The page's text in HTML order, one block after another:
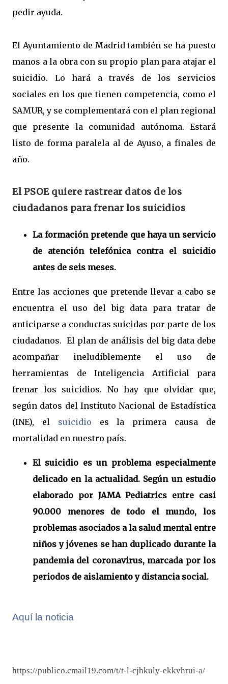
pedir ayuda.
El Ayuntamiento de Madrid también se ha puesto
manos a la obra con su propio plan para atajar el
suicidio. Lo hará a través de los servicios
sociales en los que tienen competencia, como el
SAMUR, y se complementará con el plan regional
que presente la comunidad autónoma. Estará
listo de forma paralela al de Ayuso, a finales de
año.
El PSOE quiere rastrear datos de los
ciudadanos para frenar los suicidios
La formación pretende que haya un servicio
de atención telefónica contra el suicidio
antes de seis meses.
Entre las acciones que pretende llevar a cabo se
encuentra el uso del big data para tratar de
anticiparse a conductas suicidas por parte de los
ciudadanos. El plan de análisis del big data debe
acompañar ineludiblemente el uso de
herramientas de Inteligencia Artificial para
frenar los suicidios. No hay que olvidar que,
según datos del Instituto Nacional de Estadística
(INE), el suicidio es la primera causa de
mortalidad en nuestro país.
El suicidio es un problema especialmente
delicado en la actualidad. Según un estudio
elaborado por JAMA Pediatrics entre casi
90.000 menores de todo el mundo, los
problemas asociados a la salud mental entre
niños y jóvenes se han duplicado durante la
pandemia del coronavirus, marcada por los
periodos de aislamiento y distancia social.
Aquí la noticia
https://publico.cmail19.com/t/t-l-cjhkuly-ekkvhrui-a/